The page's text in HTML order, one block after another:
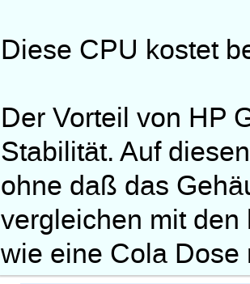
Diese CPU kostet
Der Vorteil von HP
Stabilität. Auf
ohne daß das
vergleichen mit
wie eine Cola Dose